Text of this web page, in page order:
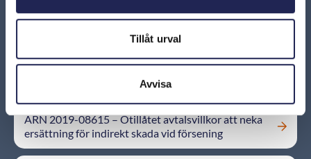
Tillåt urval
Avvisa
ARN 2017-01932 – Otillåtet avtalsvillkor att neka
ARN 2013-08321 - Rätt till återbetalning av förskott
vid hävning på grund av leveransförsening
ARN 2019-08615 – Otillåtet avtalsvillkor att neka
ersättning för indirekt skada vid försening